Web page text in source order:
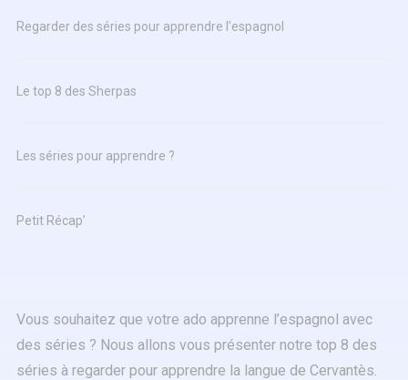
Vous souhaitez que votre ado apprenne l’espagnol avec
des séries ? Nous allons vous présenter notre top 8 des
séries à regarder pour apprendre la langue de Cervantès.
Regarder des séries pour apprendre l’espagnol
Le top 8 des Sherpas
Les séries pour apprendre ?
Petit Récap’